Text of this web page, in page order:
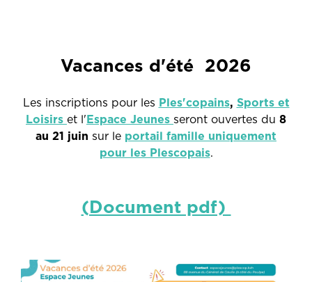
Vacances d'été 2026
Les inscriptions pour les Ples'copains, Sports et
Loisirs et l'Espace Jeunes seront ouvertes du 8
au 21 juin sur le portail famille uniquement
pour les Plescopais.
(Document pdf)